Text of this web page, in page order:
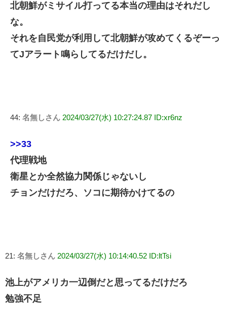
北朝鮮がミサイル打ってる本当の理由はそれだし
な。
それを自民党が利用して北朝鮮が攻めてくるぞーっ
てJアラート鳴らしてるだけだし。
44: 名無しさん 2024/03/27(水) 10:27:24.87 ID:xr6nz
>>33
代理戦地
衛星とか全然協力関係じゃないし
チョンだけだろ、ソコに期待かけてるの
21: 名無しさん 2024/03/27(水) 10:14:40.52 ID:ltTsi
池上がアメリカ一辺倒だと思ってるだけだろ
勉強不足